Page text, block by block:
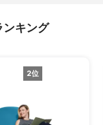
ンキング
2位